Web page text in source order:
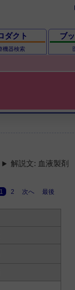
ダクト
機器検索
ブ
解説文: 血液製剤
1 2 次へ 最後